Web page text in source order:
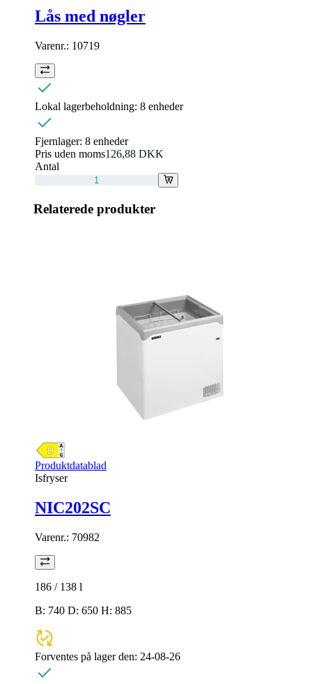
Lås med nøgler
Varenr.: 10719
Lokal lagerbeholdning: 8 enheder
Fjernlager: 8 enheder
Pris uden moms126,88 DKK
Antal
Relaterede produkter
Produktdatablad
Isfryser
NIC202SC
Varenr.: 70982
186 / 138 l
B: 740 D: 650 H: 885
Forventes på lager den: 24-08-26